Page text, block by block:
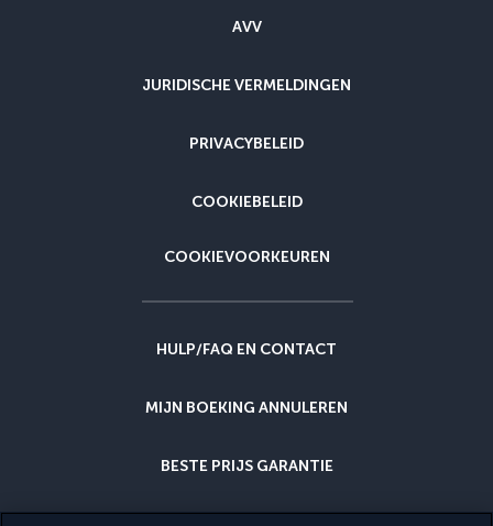
AVV
JURIDISCHE VERMELDINGEN
PRIVACYBELEID
COOKIEBELEID
COOKIEVOORKEUREN
HULP/FAQ EN CONTACT
MIJN BOEKING ANNULEREN
BESTE PRIJS GARANTIE